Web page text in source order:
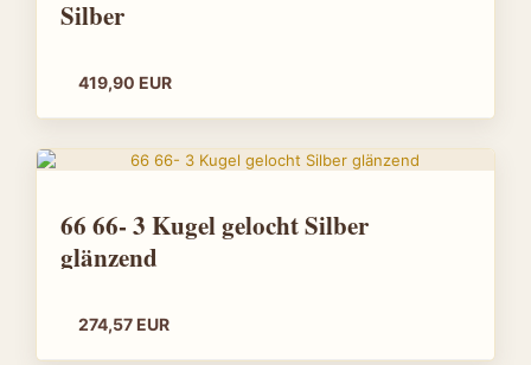
Silber
419,90 EUR
66 66- 3 Kugel gelocht Silber
glänzend
274,57 EUR